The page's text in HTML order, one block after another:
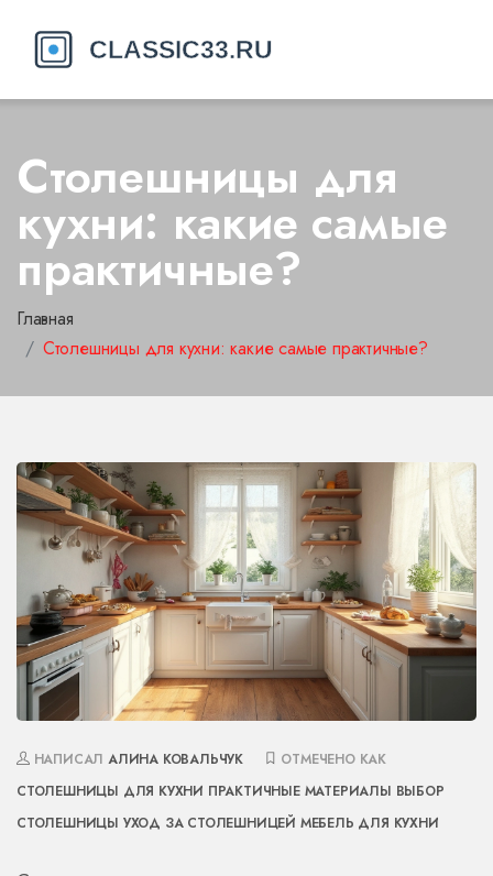
Столешницы для
кухни: какие самые
практичные?
Главная
Столешницы для кухни: какие самые практичные?
НАПИСАЛАЛИНА КОВАЛЬЧУК
ОТМЕЧЕНО КАК
СТОЛЕШНИЦЫ ДЛЯ КУХНИ ПРАКТИЧНЫЕ МАТЕРИАЛЫ ВЫБОР
СТОЛЕШНИЦЫ УХОД ЗА СТОЛЕШНИЦЕЙ МЕБЕЛЬ ДЛЯ КУХНИ